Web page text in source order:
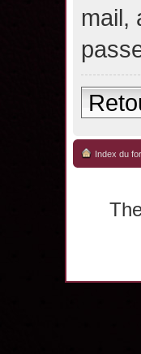
mail,
Index du